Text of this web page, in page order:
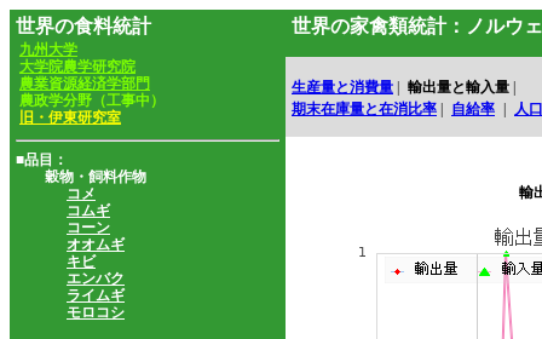
世界の食料統計
九州大学
大学院農学研究院
農業資源経済学部門
農政学分野（工事中）
旧・伊東研究室
■品目：
穀物・飼料作物
コメ
コムギ
コーン
オオムギ
キビ
エンバク
ライムギ
モロコシ
世界の家禽類統計：ノルウ
生産量と消費量 輸出量と輸入量
期末在庫量と在消比率
自給率 人口
輸